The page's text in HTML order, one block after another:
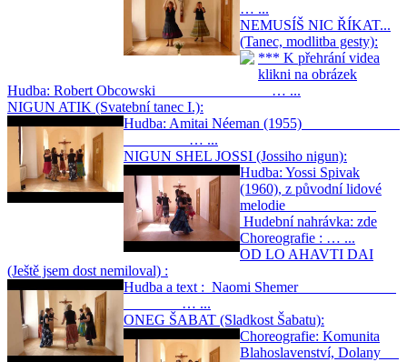
… ...
NEMUSÍŠ NIC ŘÍKAT...
(Tanec, modlitba gesty):
*** K přehrání videa
klikni na obrázek
Hudba: Robert Obcowski … ...
NIGUN ATIK (Svatební tanec I.):
Hudba: Amitai Néeman (1955)
… ...
NIGUN SHEL JOSSI (Jossiho nigun):
Hudba: Yossi Spivak
(1960), z původní lidové
melodie
Hudební nahrávka: zde
Choreografie : … ...
OD LO AHAVTI DAI
(Ještě jsem dost nemiloval) :
Hudba a text : Naomi Shemer
… ...
ONEG ŠABAT (Sladkost Šabatu):
Choreografie: Komunita
Blahoslavenství, Dolany